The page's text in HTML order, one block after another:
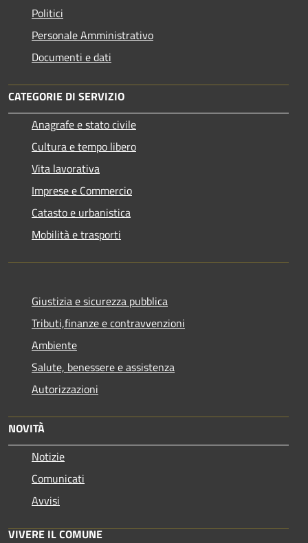
Politici
Personale Amministrativo
Documenti e dati
CATEGORIE DI SERVIZIO
Anagrafe e stato civile
Cultura e tempo libero
Vita lavorativa
Imprese e Commercio
Catasto e urbanistica
Mobilità e trasporti
Giustizia e sicurezza pubblica
Tributi,finanze e contravvenzioni
Ambiente
Salute, benessere e assistenza
Autorizzazioni
NOVITÀ
Notizie
Comunicati
Avvisi
VIVERE IL COMUNE